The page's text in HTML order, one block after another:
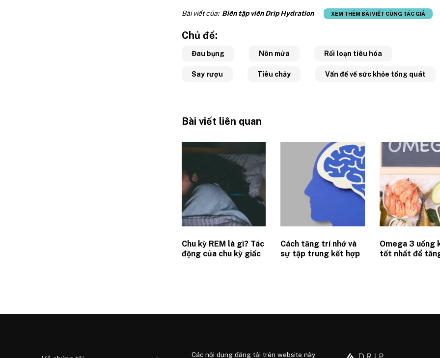
Bài viết của: Biên tập viên Drip Hydration XEM THÊM BÀI VIẾT CÙNG TÁC GIẢ
Chủ đề:
Đau bụng Nôn mửa Rối loạn tiêu hóa
Say rượu Tiêu chảy Vấn đề về sức khỏe tổng quát
Bài viết liên quan
Chu kỳ REM là gì? Tác
động của chu kỳ giấc
Cách tăng trí nhớ và
sự tập trung kết hợp
Omega 3 uống
tốt nhất để
Các nội dung đăng tải trên website này